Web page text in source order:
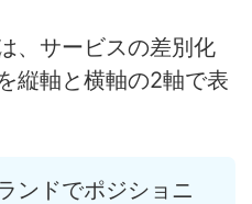
、サービスの差別化
縦軸と横軸の2軸で表
ンドでポジショニ